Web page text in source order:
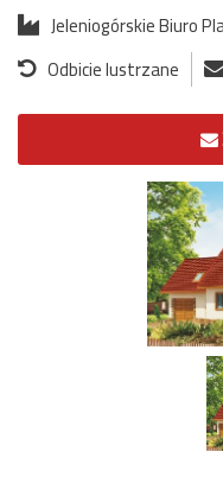
Jeleniogórskie Biuro
Odbicie lustrzane